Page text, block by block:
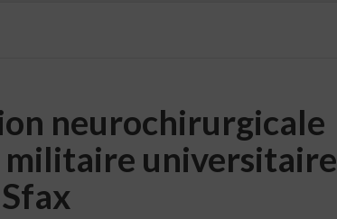
neurochirurgicale
militaire universitaire